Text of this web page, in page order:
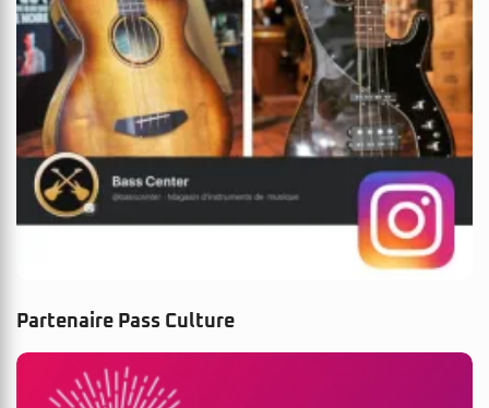
Partenaire Pass Culture